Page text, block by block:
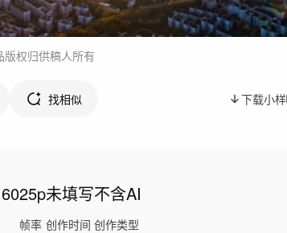
权归供稿人所有
找相似 下载小样
25p
帧率
未填写
创作时间
不含AI
创作类型